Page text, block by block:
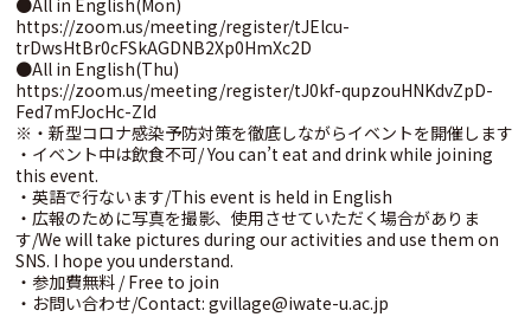
●All in English(Mon)
https://zoom.us/meeting/register/tJElcu-
trDwsHtBr0cFSkAGDNB2Xp0HmXc2D
●All in English(Thu)
https://zoom.us/meeting/register/tJ0kf-qupzouHNKdvZpD-
Fed7mFJocHc-ZId
※・新型コロナ感染予防対策を徹底しながらイベントを開催します
・イベント中は飲食不可/ You can’t eat and drink while joining
this event.
・英語で行ないます/This event is held in English
・広報のために写真を撮影、使用させていただく場合がありま
す/We will take pictures during our activities and use them on
SNS. I hope you understand.
・参加費無料 / Free to join
・お問い合わせ/Contact: gvillage@iwate-u.ac.jp